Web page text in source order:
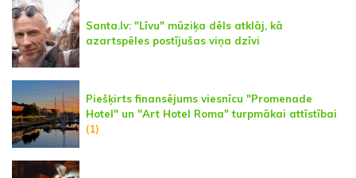
Santa.lv: "Līvu" mūziķa dēls atklāj, kā
azartspēles postījušas viņa dzīvi
Piešķirts finansējums viesnīcu "Promenade
Hotel" un "Art Hotel Roma" turpmākai attīstībai
(1)